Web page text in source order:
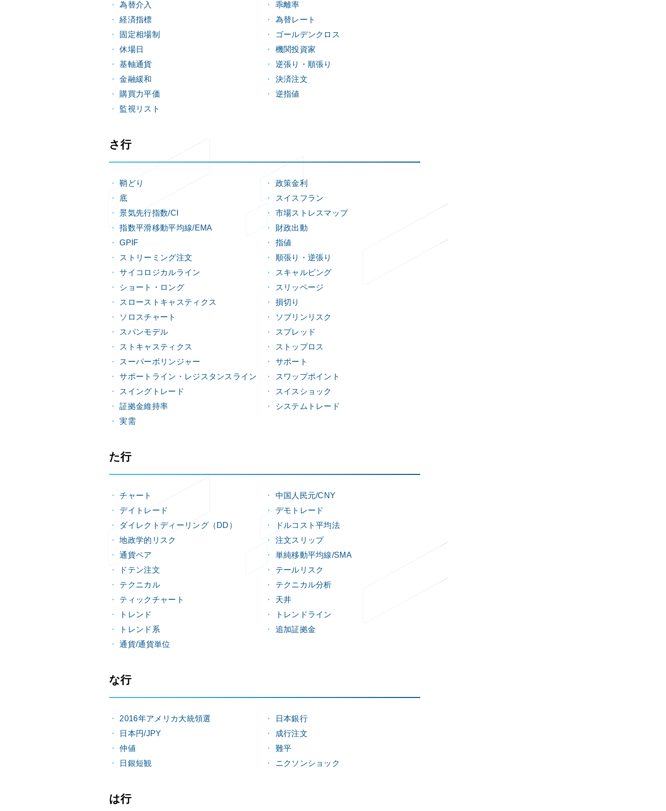
為替介入
乖離率
経済指標
為替レート
固定相場制
ゴールデンクロス
休場日
機関投資家
基軸通貨
逆張り・順張り
金融緩和
決済注文
購買力平価
逆指値
監視リスト
さ行
鞘どり
政策金利
底
スイスフラン
景気先行指数/CI
市場ストレスマップ
指数平滑移動平均線/EMA
財政出動
GPIF
指値
ストリーミング注文
順張り・逆張り
サイコロジカルライン
スキャルピング
ショート・ロング
スリッページ
スローストキャスティクス
損切り
ソロスチャート
ソブリンリスク
スパンモデル
スプレッド
ストキャスティクス
ストップロス
スーパーボリンジャー
サポート
サポートライン・レジスタンスライン
スワップポイント
スイングトレード
スイスショック
証拠金維持率
システムトレード
実需
た行
チャート
中国人民元/CNY
デイトレード
デモトレード
ダイレクトディーリング（DD）
ドルコスト平均法
地政学的リスク
注文スリップ
通貨ペア
単純移動平均線/SMA
ドテン注文
テールリスク
テクニカル
テクニカル分析
ティックチャート
天井
トレンド
トレンドライン
トレンド系
追加証拠金
通貨/通貨単位
な行
2016年アメリカ大統領選
日本銀行
日本円/JPY
成行注文
仲値
難平
日銀短観
ニクソンショック
は行